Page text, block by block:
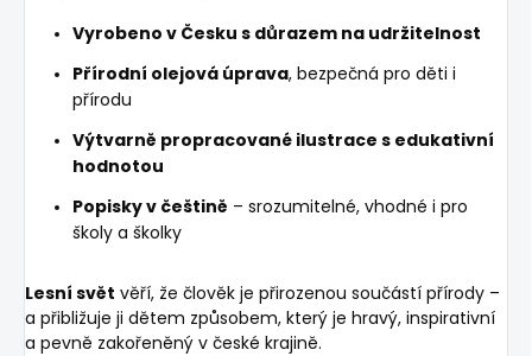
Vyrobeno v Česku s důrazem na udržitelnost
Přírodní olejová úprava, bezpečná pro děti i
přírodu
Výtvarně propracované ilustrace s edukativní
hodnotou
Popisky v češtině – srozumitelné, vhodné i pro
školy a školky
Lesní svět věří, že člověk je přirozenou součástí přírody –
a přibližuje ji dětem způsobem, který je hravý, inspirativní
a pevně zakořeněný v české krajině.